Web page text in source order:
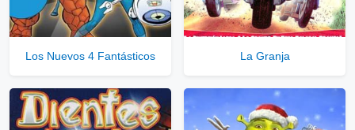
Solo disponible para usuarios registrados.
Los Nuevos 4 Fantásticos La Granja